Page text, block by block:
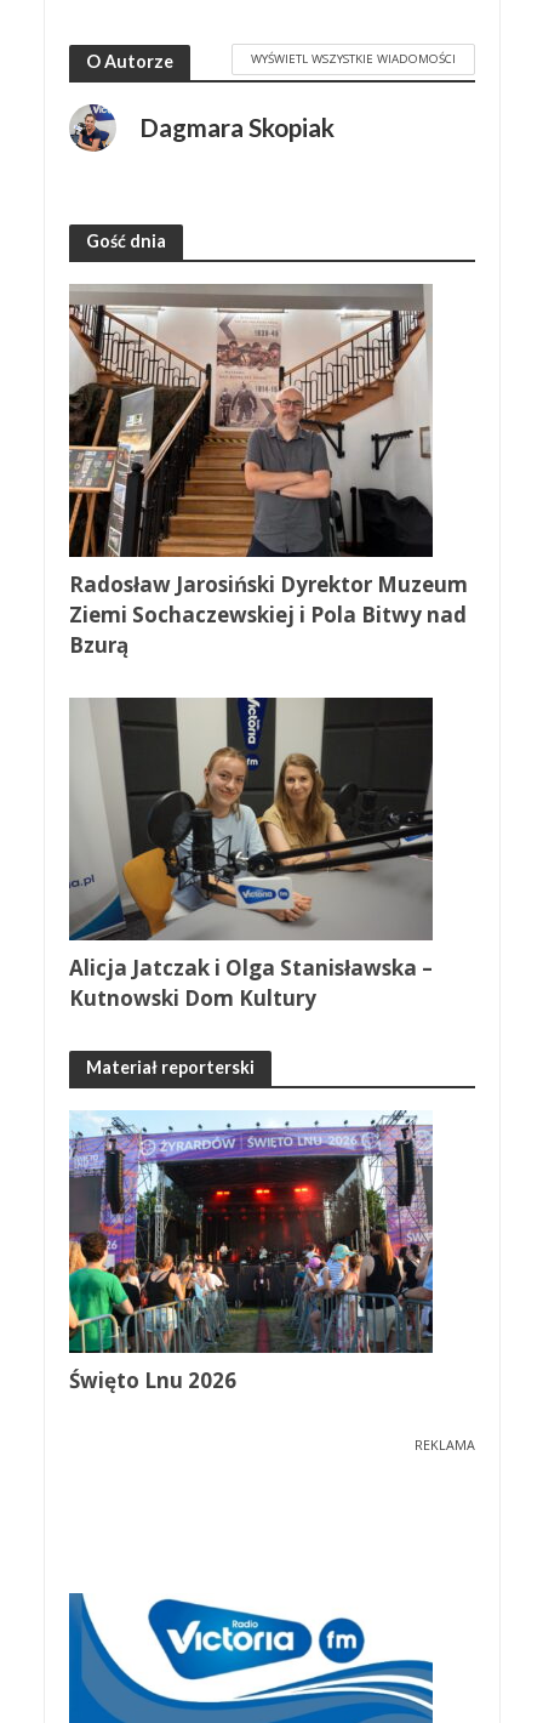
O Autorze WYŚWIETL WSZYSTKIE WIADOMOŚCI
Dagmara Skopiak
Gość dnia
Radosław Jarosiński Dyrektor Muzeum
Ziemi Sochaczewskiej i Pola Bitwy nad
Bzurą
Alicja Jatczak i Olga Stanisławska –
Kutnowski Dom Kultury
Materiał reporterski
Święto Lnu 2026
REKLAMA